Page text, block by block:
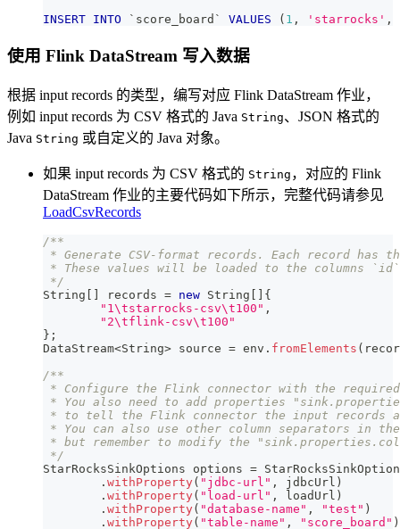
INSERT INTO ` score_board ` VALUES ( 1 , 'starrocks' ,
使用 Flink DataStream 写入数据
根据 input records 的类型，编写对应 Flink DataStream 作业，
例如 input records 为 CSV 格式的 Java String、JSON 格式的
Java String 或自定义的 Java 对象。
如果 input records 为 CSV 格式的 String ，对应的 Flink
DataStream 作业的主要代码如下所示，完整代码请参见
LoadCsvRecords
/**
* Generate CSV-format records. Each record
* These values will be loaded to the columns
*/
String
records = new String
{
"1\tstarrocks-csv\t100" ,
"2\tflink-csv\t100"
} ;
DataStream<String> source = env . fromElements (
/**
* Configure the Flink connector with the
* You also need to add properties
* to tell the Flink connector the input records
* You can also use other column separators in
* but remember to modify the
*/
StarRocksSinkOptions options =
. withProperty( "jdbc-url" , jdbcUrl )
. withProperty( "load-url" , loadUrl )
. withProperty( "database-name" , "test" )
. withProperty( "table-name" , "score_board" )